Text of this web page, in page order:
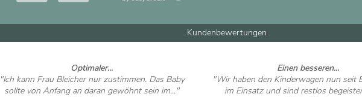
Kundenbewertungen
Optimaler...
"Ich kann Frau Bleicher nur zustimmen. Das Baby
sollte von Anfang an daran gewöhnt sein im..."
Einen besseren...
"Wir haben den Kinderwagen nun seit
im Einsatz und sind restlos